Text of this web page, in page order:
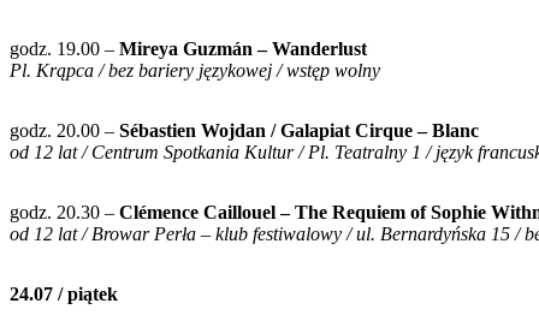
godz. 19.00 – Mireya Guzmán – Wanderlust
Pl. Krąpca / bez bariery językowej / wstęp wolny
godz. 20.00 – Sébastien Wojdan / Galapiat Cirque – Blanc
od 12 lat / Centrum Spotkania Kultur / Pl. Teatralny 1 / język
godz. 20.30 – Clémence Caillouel – The Requiem of Sophie
od 12 lat / Browar Perła – klub festiwalowy / ul. Bernardyńska 15 /
24.07 / piątek